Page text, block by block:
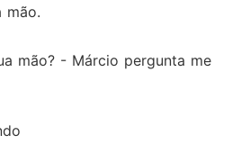
mão.
mão? - Márcio pergunta me